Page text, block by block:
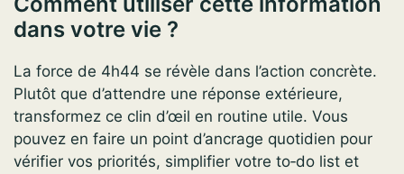
dans votre vie ?
La force de 4h44 se révèle dans l’action concrète.
Plutôt que d’attendre une réponse extérieure,
transformez ce clin d’œil en routine utile. Vous
pouvez en faire un point d’ancrage quotidien pour
vérifier vos priorités, simplifier votre to‑do list et